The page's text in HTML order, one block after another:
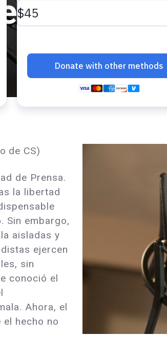
en peligro
de CS)
de Prensa.
la libertad
Sin embargo,
aisladas y
ejercen
sin
conoció el
Ahora, el
hecho no